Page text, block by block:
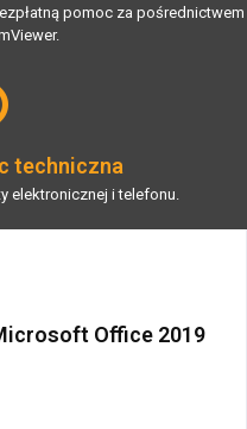
pomoc za pośrednictwem
techniczna
elektronicznej i telefonu.
Office 2019